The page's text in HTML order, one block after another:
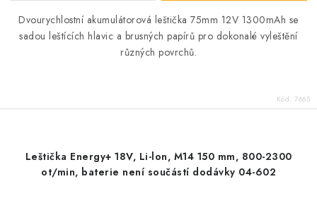
Dvourychlostní akumulátorová leštička 75mm 12V 1300mAh se
sadou leštících hlavic a brusných papírů pro dokonalé vyleštění
různých povrchů.
Kód: 7665
Leštička Energy+ 18V, Li-lon, M14 150 mm, 800-2300
ot/min, baterie není součástí dodávky 04-602